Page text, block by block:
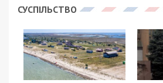
СУСПІЛЬСТВО